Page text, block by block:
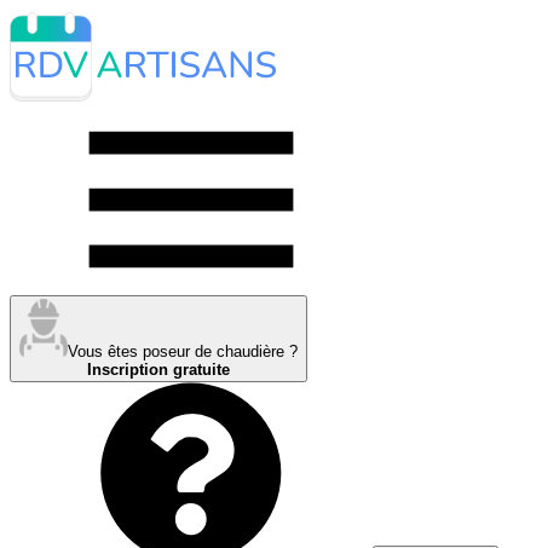
Vous êtes poseur de chaudière ?
Inscription gratuite